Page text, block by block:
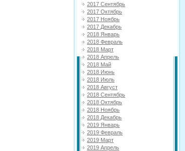
2017 Сентябрь
2017 Октябрь
2017 Ноябрь
2017 Декабрь
2018 Январь
2018 Февраль
2018 Март
2018 Апрель
2018 Май
2018 Июнь
2018 Июль
2018 Август
2018 Сентябрь
2018 Октябрь
2018 Ноябрь
2018 Декабрь
2019 Январь
2019 Февраль
2019 Март
2019 Апрель